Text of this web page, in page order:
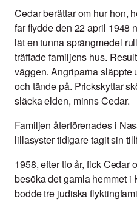
Cedar berättar om hur hon,
far flydde den 22 april 1948
lät en tunna sprängmedel
träffade familjens hus.
väggen. Angriparna släppte
och tände på. Prickskyttar
släcka elden, minns Cedar.
Familjen återförenades i
lillasyster tidigare tagit sin
1958, efter tio år, fick Cedar
besöka det gamla hemmet i
bodde tre judiska